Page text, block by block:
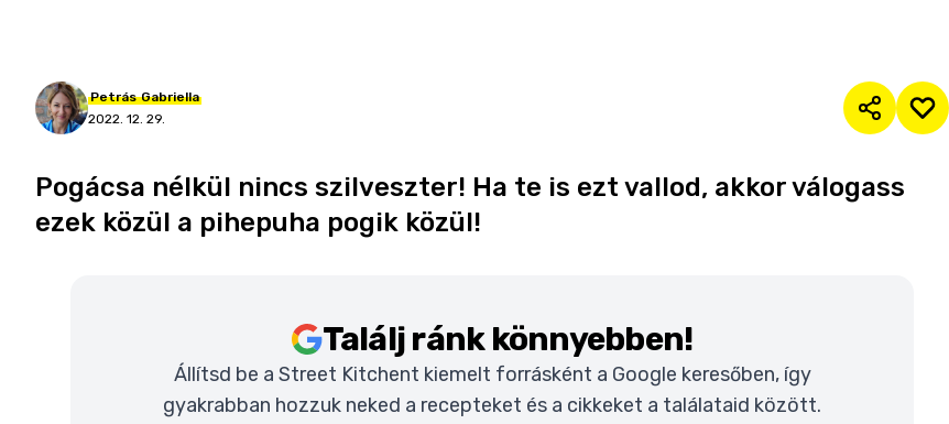
Petrás Gabriella
2022. 12. 29.
Pogácsa nélkül nincs szilveszter! Ha te is ezt vallod, akkor válogass
ezek közül a pihepuha pogik közül!
Találj ránk könnyebben!
Állítsd be a Street Kitchent kiemelt forrásként a Google keresőben, így
gyakrabban hozzuk neked a recepteket és a cikkeket a találataid között.